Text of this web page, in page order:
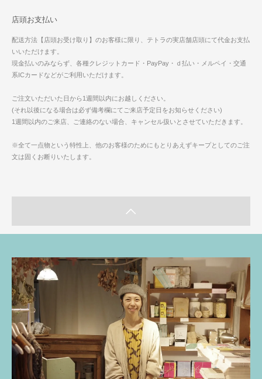
店頭お支払い
配送方法【店頭お受け取り】のお客様に限り、テトラの実店舗店頭にて代金お支払
いいただけます。
現金払いのみならず、各種クレジットカード・PayPay・ｄ払い・メルペイ・交通
系ICカードなどがご利用いただけます。
ご注文いただいた日から1週間以内にお越しください。
(それ以後になる場合は必ず備考欄にてご来店予定日をお知らせください)
1週間以内のご来店、ご連絡のない場合、キャンセル扱いとさせていただきます。
※全て一点物という特性上、他のお客様のためにもとりあえずキープとしてのご注
文は固くお断りいたします。